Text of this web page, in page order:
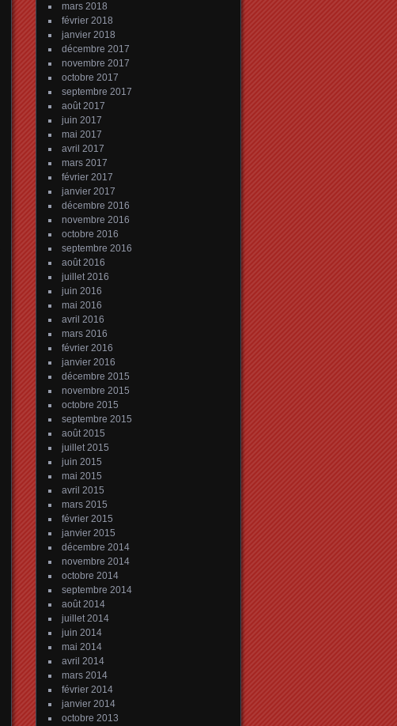
mars 2018
février 2018
janvier 2018
décembre 2017
novembre 2017
octobre 2017
septembre 2017
août 2017
juin 2017
mai 2017
avril 2017
mars 2017
février 2017
janvier 2017
décembre 2016
novembre 2016
octobre 2016
septembre 2016
août 2016
juillet 2016
juin 2016
mai 2016
avril 2016
mars 2016
février 2016
janvier 2016
décembre 2015
novembre 2015
octobre 2015
septembre 2015
août 2015
juillet 2015
juin 2015
mai 2015
avril 2015
mars 2015
février 2015
janvier 2015
décembre 2014
novembre 2014
octobre 2014
septembre 2014
août 2014
juillet 2014
juin 2014
mai 2014
avril 2014
mars 2014
février 2014
janvier 2014
octobre 2013